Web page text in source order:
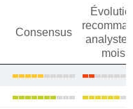
Consensus
mois